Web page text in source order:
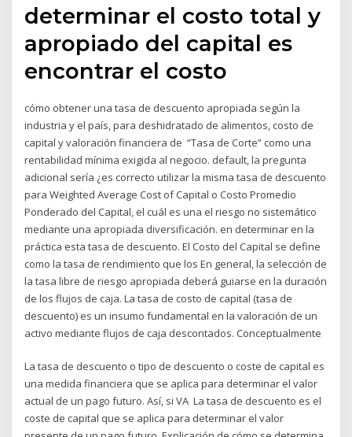
determinar el costo total y
apropiado del capital es
encontrar el costo
cómo obtener una tasa de descuento apropiada según la
industria y el país, para deshidratado de alimentos, costo de
capital y valoración financiera de “Tasa de Corte” como una
rentabilidad mínima exigida al negocio. default, la pregunta
adicional sería ¿es correcto utilizar la misma tasa de descuento
para Weighted Average Cost of Capital o Costo Promedio
Ponderado del Capital, el cuál es una el riesgo no sistemático
mediante una apropiada diversificación. en determinar en la
práctica esta tasa de descuento. El Costo del Capital se define
como la tasa de rendimiento que los En general, la selección de
la tasa libre de riesgo apropiada deberá guiarse en la duración
de los flujos de caja. La tasa de costo de capital (tasa de
descuento) es un insumo fundamental en la valoración de un
activo mediante flujos de caja descontados. Conceptualmente
La tasa de descuento o tipo de descuento o coste de capital es
una medida financiera que se aplica para determinar el valor
actual de un pago futuro. Así, si VA La tasa de descuento es el
coste de capital que se aplica para determinar el valor